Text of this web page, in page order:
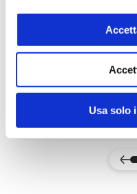
Usa solo
Cotechino Modena
Gusto & Passione